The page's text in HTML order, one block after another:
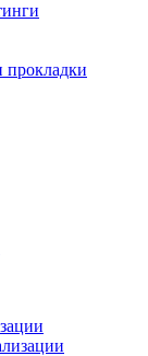
прокладки